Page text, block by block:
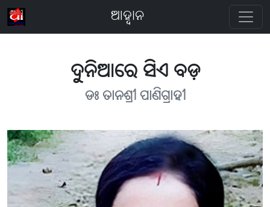
ଆହ୍ବାନ
ଦୁନିଆରେ ସିଏ ବଡ଼
ଡଃ ତାନଶ୍ରୀ ପାଣିଗ୍ରାହୀ